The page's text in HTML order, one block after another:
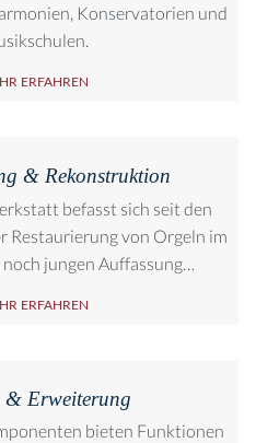
Konservatorien und
ERFAHREN
& Rekonstruktion
befasst sich seit den
Restaurierung von Orgeln im
jungen Auffassung…
ERFAHREN
& Erweiterung
bieten Funktionen